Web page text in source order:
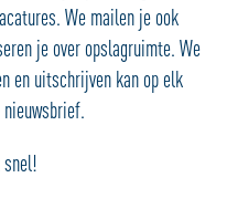
We mailen je ook
je over opslagruimte. We
en uitschrijven kan op elk
snel!